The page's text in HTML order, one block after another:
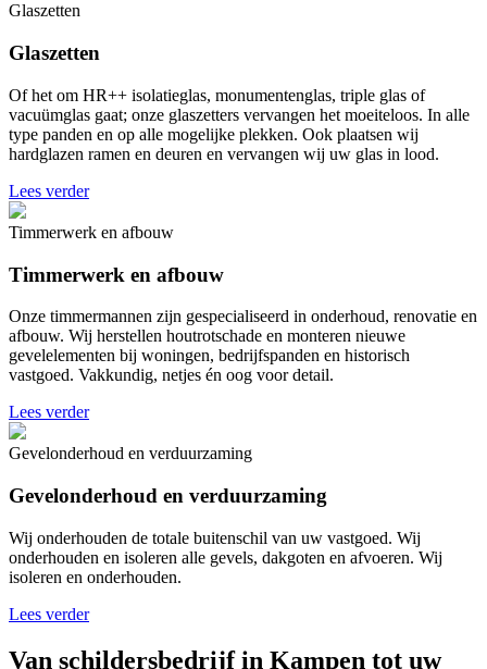
Glaszetten
Glaszetten
Of het om HR++ isolatieglas, monumentenglas, triple glas of
vacuümglas gaat; onze glaszetters vervangen het moeiteloos. In alle
type panden en op alle mogelijke plekken. Ook plaatsen wij
hardglazen ramen en deuren en vervangen wij uw glas in lood.
Lees verder
Timmerwerk en afbouw
Timmerwerk en afbouw
Onze timmermannen zijn gespecialiseerd in onderhoud, renovatie en
afbouw. Wij herstellen houtrotschade en monteren nieuwe
gevelelementen bij woningen, bedrijfspanden en historisch
vastgoed. Vakkundig, netjes én oog voor detail.
Lees verder
Gevelonderhoud en verduurzaming
Gevelonderhoud en verduurzaming
Wij onderhouden de totale buitenschil van uw vastgoed. Wij
onderhouden en isoleren alle gevels, dakgoten en afvoeren. Wij
isoleren en onderhouden.
Lees verder
Van schildersbedrijf in Kampen tot uw